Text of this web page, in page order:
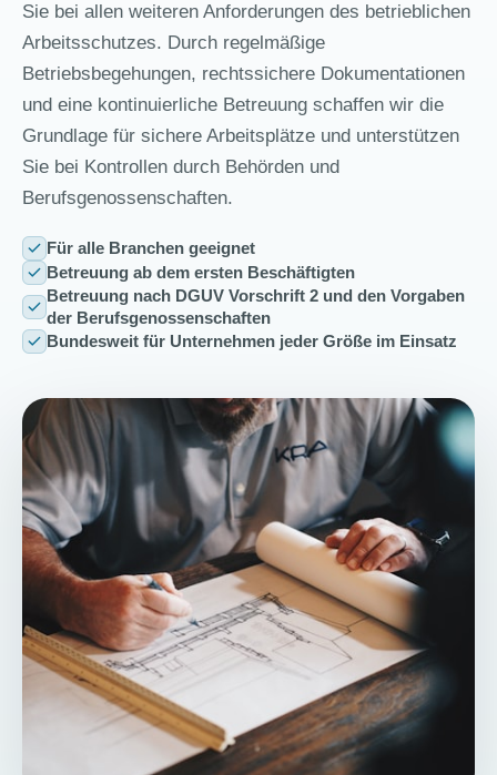
Sie bei allen weiteren Anforderungen des betrieblichen
Arbeitsschutzes. Durch regelmäßige
Betriebsbegehungen, rechtssichere Dokumentationen
und eine kontinuierliche Betreuung schaffen wir die
Grundlage für sichere Arbeitsplätze und unterstützen
Sie bei Kontrollen durch Behörden und
Berufsgenossenschaften.
Für alle Branchen geeignet
Betreuung ab dem ersten Beschäftigten
Betreuung nach DGUV Vorschrift 2 und den Vorgaben
der Berufsgenossenschaften
Bundesweit für Unternehmen jeder Größe im Einsatz